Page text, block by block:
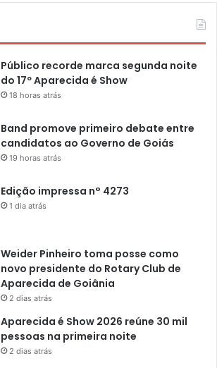
Público recorde marca segunda noite
do 17º Aparecida é Show
18 horas atrás
Band promove primeiro debate entre
candidatos ao Governo de Goiás
19 horas atrás
Edição impressa n° 4273
1 dia atrás
Weider Pinheiro toma posse como
novo presidente do Rotary Club de
Aparecida de Goiânia
2 dias atrás
Aparecida é Show 2026 reúne 30 mil
pessoas na primeira noite
2 dias atrás